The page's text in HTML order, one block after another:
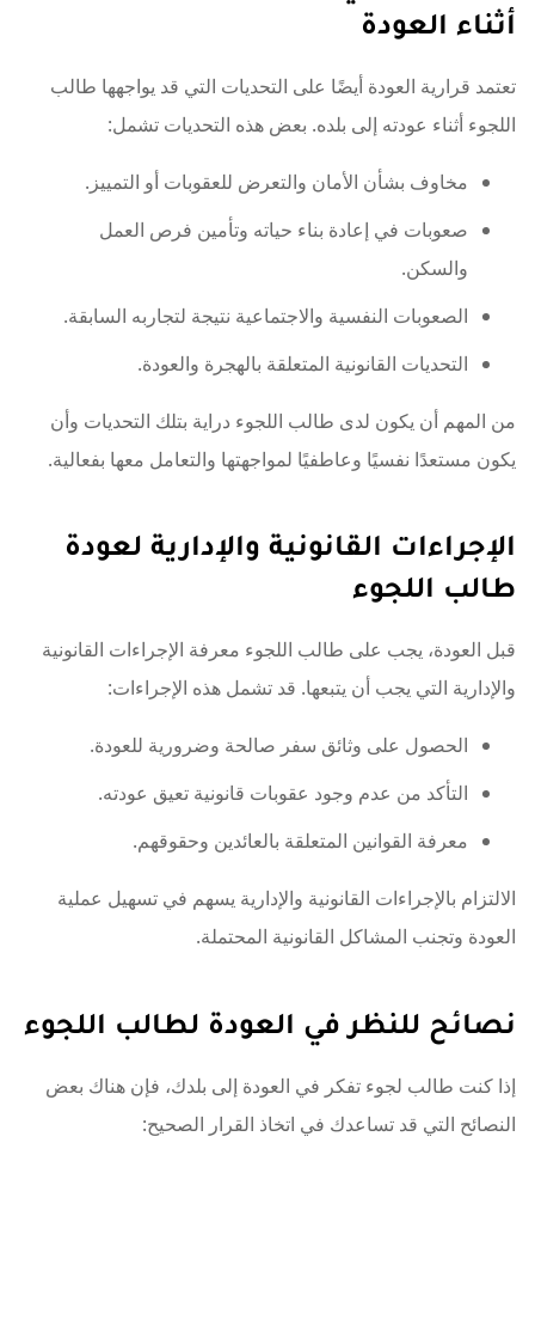
أثناء العودة
تعتمد قرارية العودة أيضًا على التحديات التي قد يواجهها طالب
اللجوء أثناء عودته إلى بلده. بعض هذه التحديات تشمل:
مخاوف بشأن الأمان والتعرض للعقوبات أو التمييز.
صعوبات في إعادة بناء حياته وتأمين فرص العمل
والسكن.
الصعوبات النفسية والاجتماعية نتيجة لتجاربه السابقة.
التحديات القانونية المتعلقة بالهجرة والعودة.
من المهم أن يكون لدى طالب اللجوء دراية بتلك التحديات وأن
يكون مستعدًا نفسيًا وعاطفيًا لمواجهتها والتعامل معها بفعالية.
الإجراءات القانونية والإدارية لعودة
طالب اللجوء
قبل العودة، يجب على طالب اللجوء معرفة الإجراءات القانونية
والإدارية التي يجب أن يتبعها. قد تشمل هذه الإجراءات:
الحصول على وثائق سفر صالحة وضرورية للعودة.
التأكد من عدم وجود عقوبات قانونية تعيق عودته.
معرفة القوانين المتعلقة بالعائدين وحقوقهم.
الالتزام بالإجراءات القانونية والإدارية يسهم في تسهيل عملية
العودة وتجنب المشاكل القانونية المحتملة.
نصائح للنظر في العودة لطالب اللجوء
إذا كنت طالب لجوء تفكر في العودة إلى بلدك، فإن هناك بعض
النصائح التي قد تساعدك في اتخاذ القرار الصحيح: